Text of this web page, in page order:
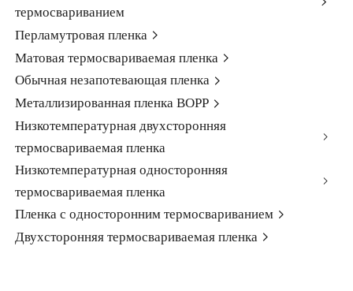
термосвариванием
Перламутровая пленка
Матовая термосвариваемая пленка
Обычная незапотевающая пленка
Металлизированная пленка BOPP
Низкотемпературная двухсторонняя
термосвариваемая пленка
Низкотемпературная односторонняя
термосвариваемая пленка
Пленка с односторонним термосвариванием
Двухсторонняя термосвариваемая пленка